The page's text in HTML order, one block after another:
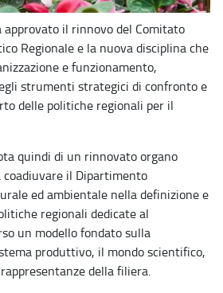
approvato il rinnovo del Comitato
Regionale e la nuova disciplina che
e funzionamento,
strumenti strategici di confronto e
delle politiche regionali per il
quindi di un rinnovato organo
il Dipartimento
ed ambientale nella definizione e
regionali dedicate al
un modello fondato sulla
produttivo, il mondo scientifico,
della filiera.